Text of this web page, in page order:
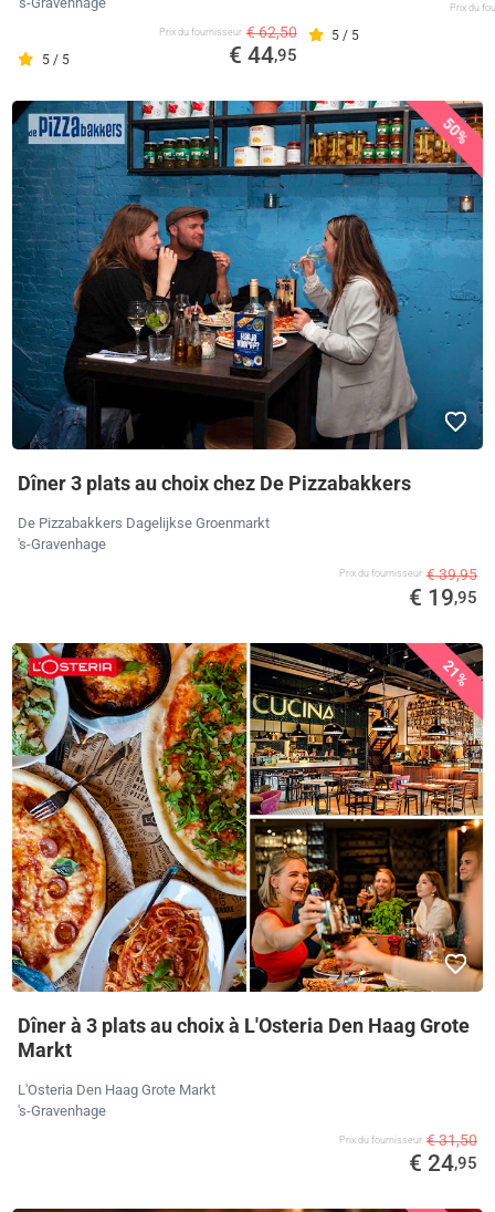
5 / 5
Prix ​​du fournisseur € 62,50
€ 44,95
5 / 5
Prix ​​du
50%
Dîner 3 plats au choix chez De Pizzabakkers
De Pizzabakkers Dagelijkse Groenmarkt
's-Gravenhage
Prix ​​du fournisseur € 39,95
€ 19,95
21%
Dîner à 3 plats au choix à L'Osteria Den Haag Grote
Markt
L'Osteria Den Haag Grote Markt
's-Gravenhage
Prix ​​du fournisseur € 31,50
€ 24,95